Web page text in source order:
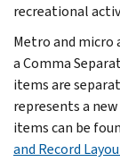
recreational
Metro and micro
a Comma
items are
represents a
items can be
and Record